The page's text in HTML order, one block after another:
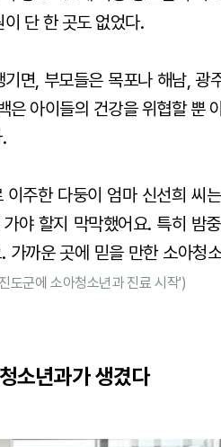
단 한 곳도 없었다.
면, 부모들은 목포나 해남, 광
아이들의 건강을 위협할 뿐
주한 다둥이 엄마 신선희 씨
야 할지 막막했어요. 특히 밤
까운 곳에 믿을 만한 소아청
도군에 소아청소년과 진료 시작')
소년과가 생겼다